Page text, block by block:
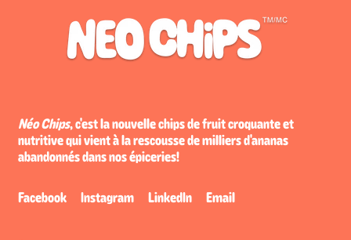
Néo Chips, c'est la nouvelle chips de fruit croquante et
nutritive qui vient à la rescousse de milliers d'ananas
abandonnés dans nos épiceries!
Facebook Instagram LinkedIn Email